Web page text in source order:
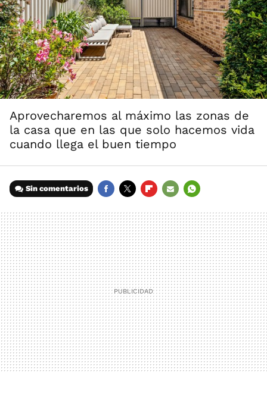
Aprovecharemos al máximo las zonas de
la casa que en las que solo hacemos vida
cuando llega el buen tiempo
Sin comentarios
MAIL